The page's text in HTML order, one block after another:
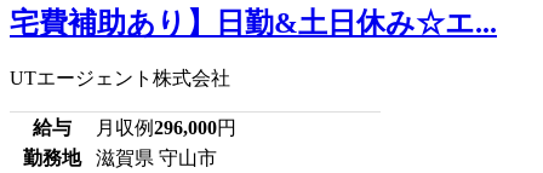
宅費補助あり】日勤&土日休み☆エ...
UTエージェント株式会社
給与 月収例296,000円
勤務地
滋賀県 守山市